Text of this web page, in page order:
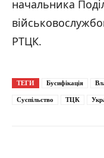
начальника
РТЦК.
ТЕГИ Бусифікація
Суспільство ТЦК